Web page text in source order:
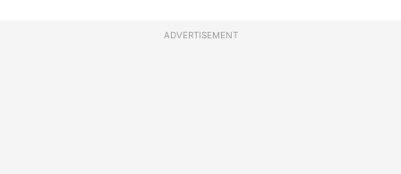
ADVERTISEMENT